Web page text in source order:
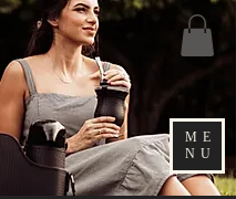
ME
NU